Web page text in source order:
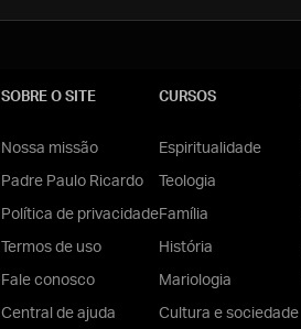
SOBRE O SITE
Nossa missão
Padre Paulo Ricardo
Política de privacidade
Termos de uso
Fale conosco
Central de ajuda
CURSOS
Espiritualidade
Teologia
Família
História
Mariologia
Cultura e sociedade